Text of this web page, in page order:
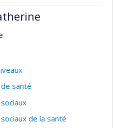
santé
de la santé